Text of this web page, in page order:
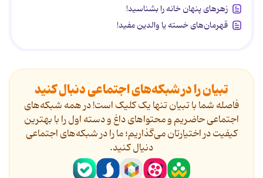
زهرهای پنهان خانه را بشناسید!
قهرمان‌های خسته یا والدین مفید!
تبیان را در شبکه‌های اجتماعی دنبال کنید
فاصله شما با تبیان تنها یک کلیک است! در همه شبکه‌های
اجتماعی حاضریم و محتواهای داغ و دسته اول را با بهترین
کیفیت در اختیارتان می‌گذاریم؛ ما را در شبکه‌های اجتماعی
دنیال کنید.